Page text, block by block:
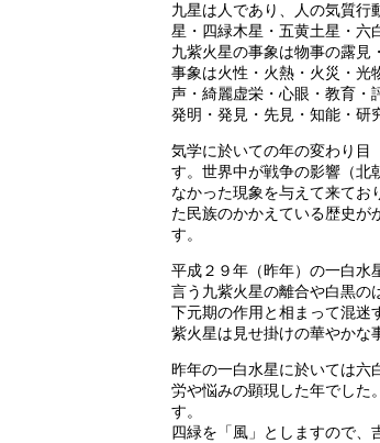
九星は人であり、人の気質行
星・四緑木星・五黄土星・六
九紫火星の事象は物事の露見
事象は火性・火熱・火災・光
声・綺麗虚栄・心眼・教育・
発明・発見・先見・知能・研
気学に於いての年の変わり目
す。世界中が戦争の影響（北
なかった現象を与えて来てお
た民族のかかえている歴史が
す。
平成２９年（昨年）の一白水
言う九紫火星の離合や白黒の
下元期の作用と相まって混迷
紫火星は見せ掛けの華やかな
昨年の一白水星に於いては六
労や悩みの顕現した年でした
す。
四緑を「風」としますので、